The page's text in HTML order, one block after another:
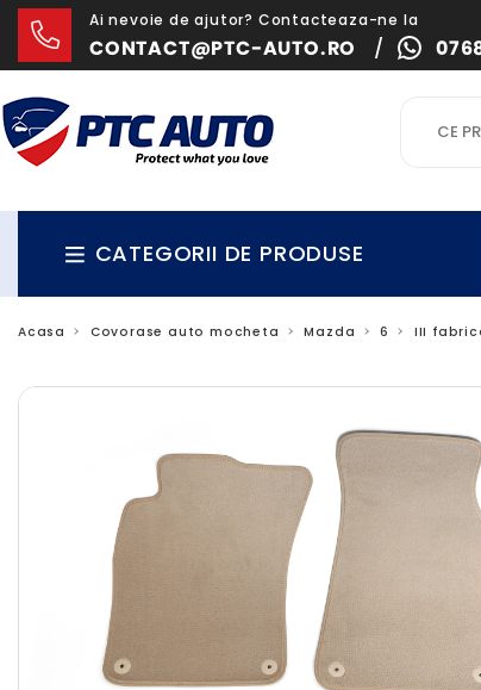
Ai nevoie de ajutor? Contacteaza-ne la
CONTACT@PTC-AUTO.RO /
CATEGORII DE PRODUSE
Acasa Covorase auto mocheta Mazda 6 III